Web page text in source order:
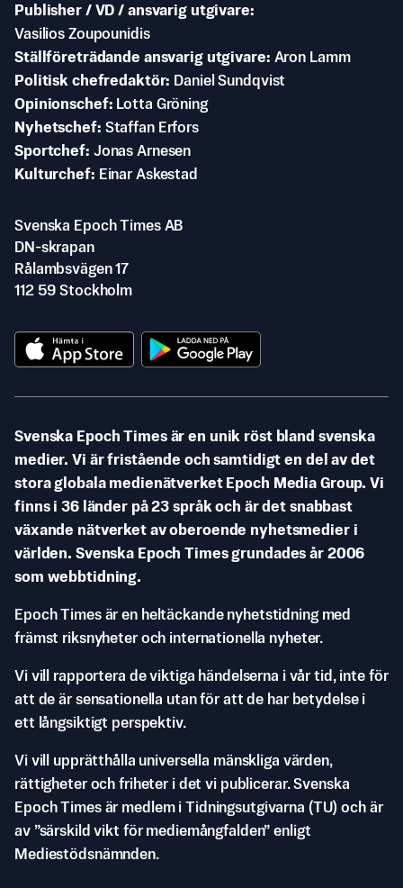
Publisher / VD / ansvarig utgivare
Vasilios Zoupounidis
Ställföreträdande ansvarig utgivare Aron Lamm
Politisk chefredaktör
Daniel Sundqvist
Opinionschef
Lotta Gröning
Nyhetschef Staffan Erfors
Sportchef Jonas Arnesen
Kulturchef
Einar Askestad
Svenska Epoch Times AB
DN-skrapan
Rålambsvägen 17
112 59 Stockholm
Svenska Epoch Times är en unik röst bland svenska
medier. Vi är fristående och samtidigt en del av det
stora globala medienätverket Epoch Media Group. Vi
finns i 36 länder på 23 språk och är det snabbast
växande nätverket av oberoende nyhetsmedier i
världen. Svenska Epoch Times grundades år 2006
som webbtidning.
Epoch Times är en heltäckande nyhetstidning med
främst riksnyheter och internationella nyheter.
Vi vill rapportera de viktiga händelserna i vår tid, inte för
att de är sensationella utan för att de har betydelse i
ett långsiktigt perspektiv.
Vi vill upprätthålla universella mänskliga värden,
rättigheter och friheter i det vi publicerar. Svenska
Epoch Times är medlem i Tidningsutgivarna (TU) och är
av ”särskild vikt för mediemångfalden” enligt
Mediestödsnämnden.